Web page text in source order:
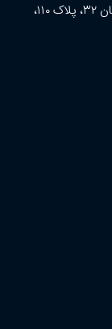
تهران، سعادت آباد، خیابان اصلی سعادت آباد، خیابان ۳۲، پلاک ۱۱۰،